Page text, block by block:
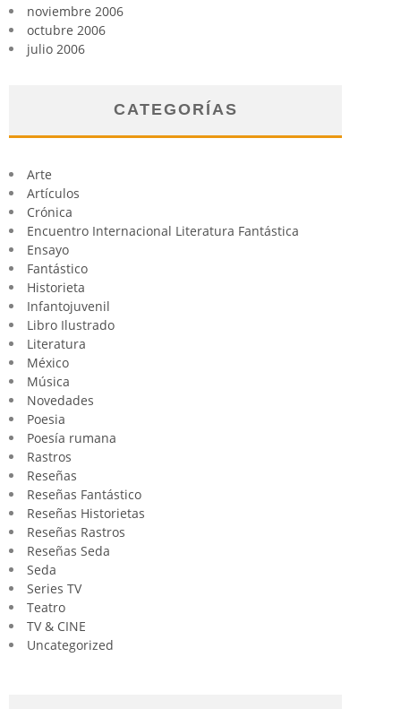
noviembre 2006
octubre 2006
julio 2006
CATEGORÍAS
Arte
Artículos
Crónica
Encuentro Internacional Literatura Fantástica
Ensayo
Fantástico
Historieta
Infantojuvenil
Libro Ilustrado
Literatura
México
Música
Novedades
Poesia
Poesía rumana
Rastros
Reseñas
Reseñas Fantástico
Reseñas Historietas
Reseñas Rastros
Reseñas Seda
Seda
Series TV
Teatro
TV & CINE
Uncategorized